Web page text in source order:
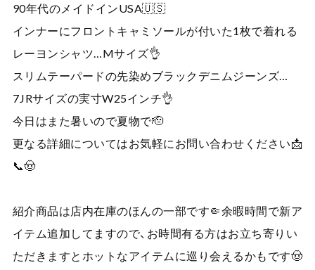
90年代のメイドインUSA🇺🇸
インナーにフロントキャミソールが付いた1枚で着れる
レーヨンシャツ…Mサイズ👌
スリムテーパードの先染めブラックデニムジーンズ…
7JRサイズの実寸W25インチ👌
今日はまた暑いので夏物で🫡
更なる詳細についてはお気軽にお問い合わせください📩
📞🤠
紹介商品は店内在庫のほんの一部です🤏余暇時間で新ア
イテム追加してますので、お時間有る方はお立ち寄りい
ただきますとホットなアイテムに巡り会えるかもです🤠